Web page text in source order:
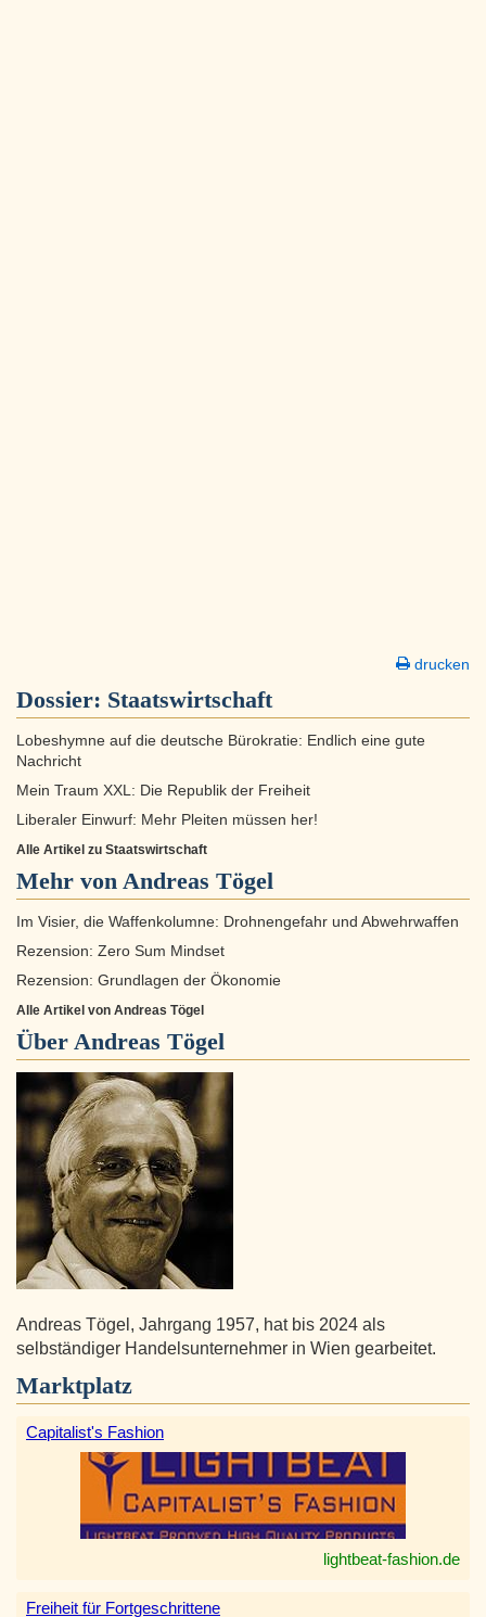
drucken
Dossier: Staatswirtschaft
Lobeshymne auf die deutsche Bürokratie: Endlich eine gute
Nachricht
Mein Traum XXL: Die Republik der Freiheit
Liberaler Einwurf: Mehr Pleiten müssen her!
Alle Artikel zu Staatswirtschaft
Mehr von Andreas Tögel
Im Visier, die Waffenkolumne: Drohnengefahr und Abwehrwaffen
Rezension: Zero Sum Mindset
Rezension: Grundlagen der Ökonomie
Alle Artikel von Andreas Tögel
Über Andreas Tögel
Andreas Tögel, Jahrgang 1957, hat bis 2024 als
selbständiger Handelsunternehmer in Wien gearbeitet.
Marktplatz
Capitalist's Fashion
lightbeat-fashion.de
Freiheit für Fortgeschrittene